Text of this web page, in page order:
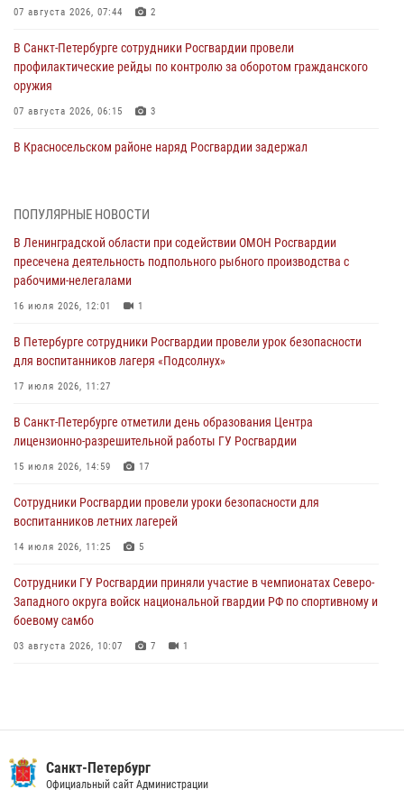
07 августа 2026, 07:44 2
В Санкт-Петербурге сотрудники Росгвардии провели
профилактические рейды по контролю за оборотом гражданского
оружия
07 августа 2026, 06:15 3
В Красносельском районе наряд Росгвардии задержал
06 августа 2026, 13:39 1
В Центральном районе росгвардейцы оперативно задержали
хулигана, стрелявшего из пускового устройства рядом с жилыми
домами
06 августа 2026, 11:36
Сотрудники и военнослужащие Росгвардии обеспечили
правопорядок при проведении матча "Зенит" - "Балтика"
06 августа 2026, 07:30
В Выборгском районе наряд Росгвардии обнаружил
разыскиваемый преступный автотранспорт
05 августа 2026, 12:25 2
Петербургские росгвардейцы обнаружили объявленный в розыск
автомобиль, ранее использовавшийся при совершении кражи в
Ленобласти
ПОПУЛЯРНЫЕ НОВОСТИ
В Ленинградской области при содействии ОМОН Росгвардии
пресечена деятельность подпольного рыбного производства с
рабочими-нелегалами
16 июля 2026, 12:01 1
В Петербурге сотрудники Росгвардии провели урок безопасности
для воспитанников лагеря «Подсолнух»
17 июля 2026, 11:27
В Санкт-Петербурге отметили день образования Центра
лицензионно-разрешительной работы ГУ Росгвардии
15 июля 2026, 14:59 17
Сотрудники Росгвардии провели уроки безопасности для
воспитанников летних лагерей
14 июля 2026, 11:25 5
Сотрудники ГУ Росгвардии приняли участие в чемпионатах Северо-
Западного округа войск национальной гвардии РФ по спортивному и
боевому самбо
03 августа 2026, 10:07 7 1
В Красногвардейском районе росгвардейцы задержали хулигана,
угрожавшего мужчине пневматическим пистолетом
Санкт-Петербург
Официальный сайт Администрации